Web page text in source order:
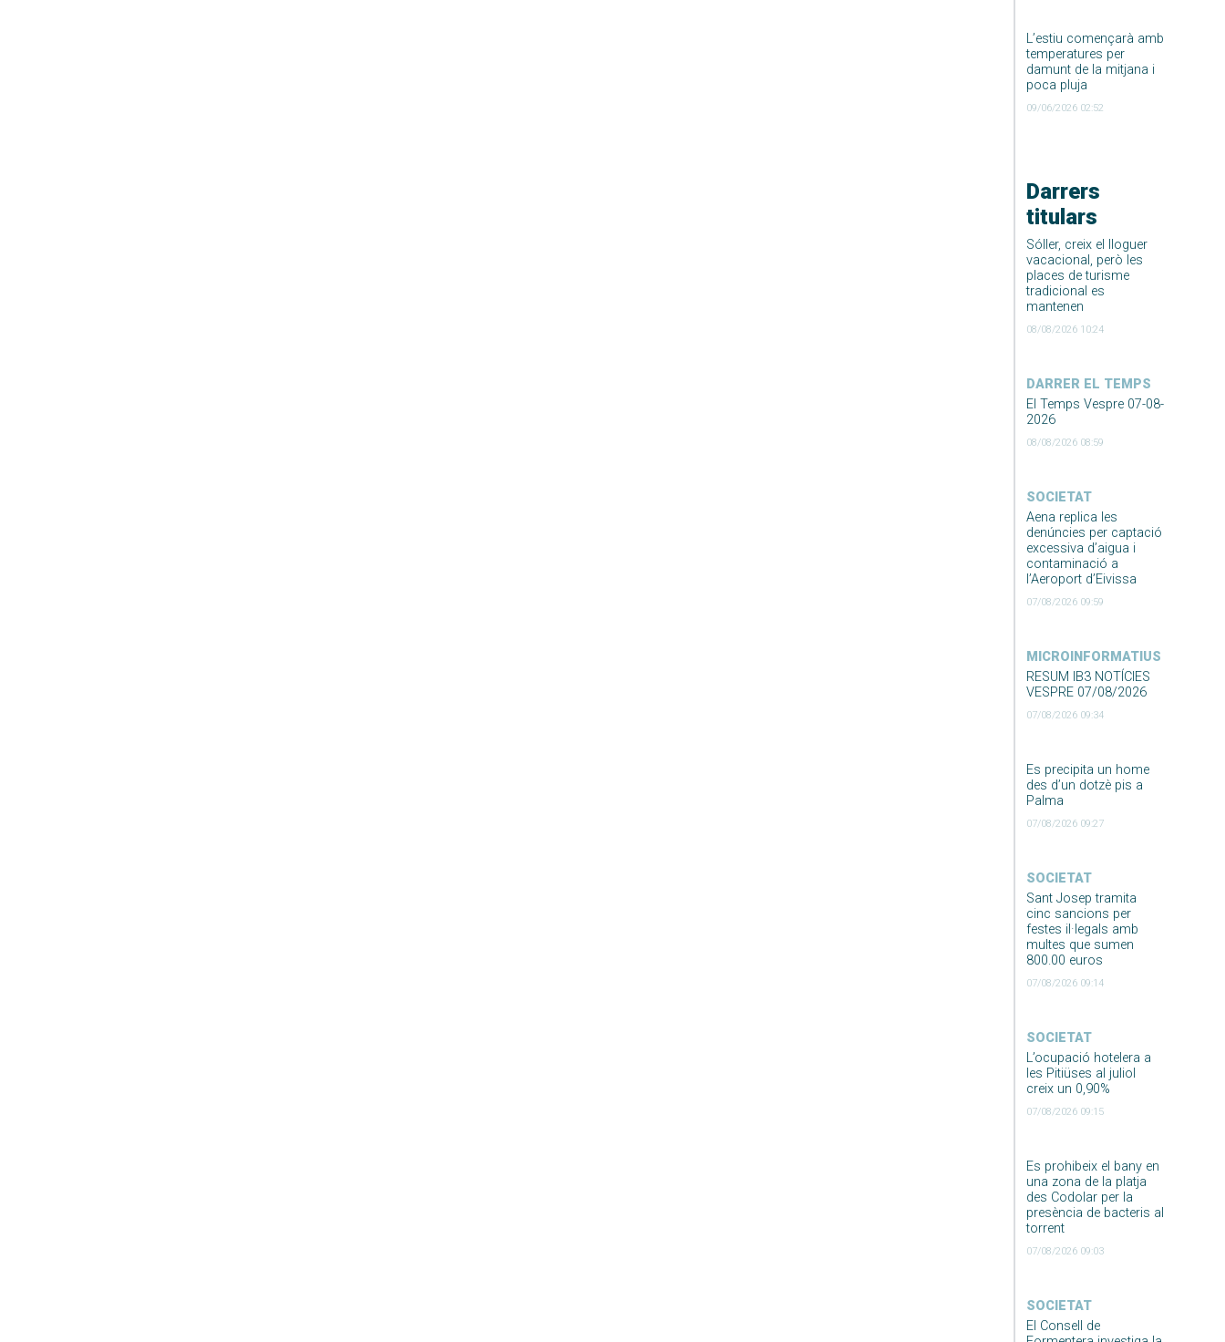
L’estiu començarà amb
temperatures per
damunt de la mitjana i
poca pluja
09/06/2026 02:52
Darrers
titulars
Sóller, creix el lloguer
vacacional, però les
places de turisme
tradicional es
mantenen
08/08/2026 10:24
DARRER EL TEMPS
El Temps Vespre 07-08-
2026
08/08/2026 08:59
SOCIETAT
Aena replica les
denúncies per captació
excessiva d’aigua i
contaminació a
l’Aeroport d’Eivissa
07/08/2026 09:59
MICROINFORMATIUS
RESUM IB3 NOTÍCIES
VESPRE 07/08/2026
07/08/2026 09:34
Es precipita un home
des d’un dotzè pis a
Palma
07/08/2026 09:27
SOCIETAT
Sant Josep tramita
cinc sancions per
festes il·legals amb
multes que sumen
800.00 euros
07/08/2026 09:14
SOCIETAT
L’ocupació hotelera a
les Pitiüses al juliol
creix un 0,90%
07/08/2026 09:15
Es prohibeix el bany en
una zona de la platja
des Codolar per la
presència de bacteris al
torrent
07/08/2026 09:03
SOCIETAT
El Consell de